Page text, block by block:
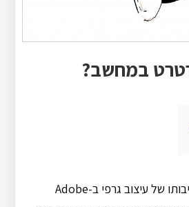
במחשב?
אי אפשר להפריז בחשיבותו של עיצוב גרפי ב-Adobe